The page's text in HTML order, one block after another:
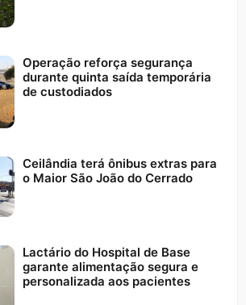
Operação reforça segurança
durante quinta saída temporária
de custodiados
Ceilândia terá ônibus extras para
o Maior São João do Cerrado
Lactário do Hospital de Base
garante alimentação segura e
personalizada aos pacientes